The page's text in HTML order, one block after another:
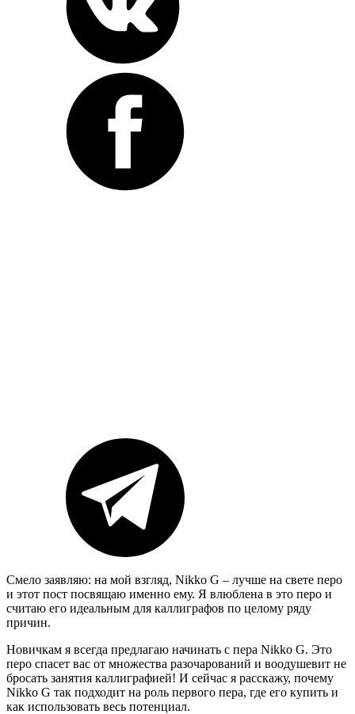
Смело заявляю: на мой взгляд, Nikko G – лучше на свете перо
и этот пост посвящаю именно ему. Я влюблена в это перо и
считаю его идеальным для каллиграфов по целому ряду
причин.
Новичкам я всегда предлагаю начинать с пера Nikko G. Это
перо спасет вас от множества разочарований и воодушевит не
бросать занятия каллиграфией! И сейчас я расскажу, почему
Nikko G так подходит на роль первого пера, где его купить и
как использовать весь потенциал.